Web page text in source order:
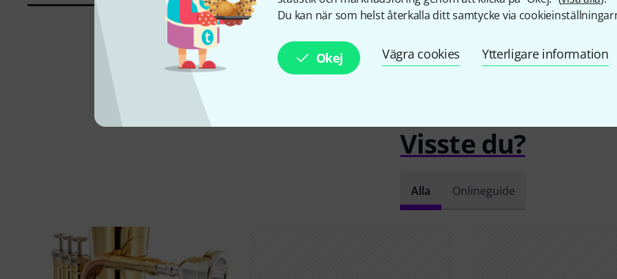
Du kan när som helst återkalla ditt samtycke via
Okej Vägra cookies Ytterligare information
Visste du?
Alla Onlineguide